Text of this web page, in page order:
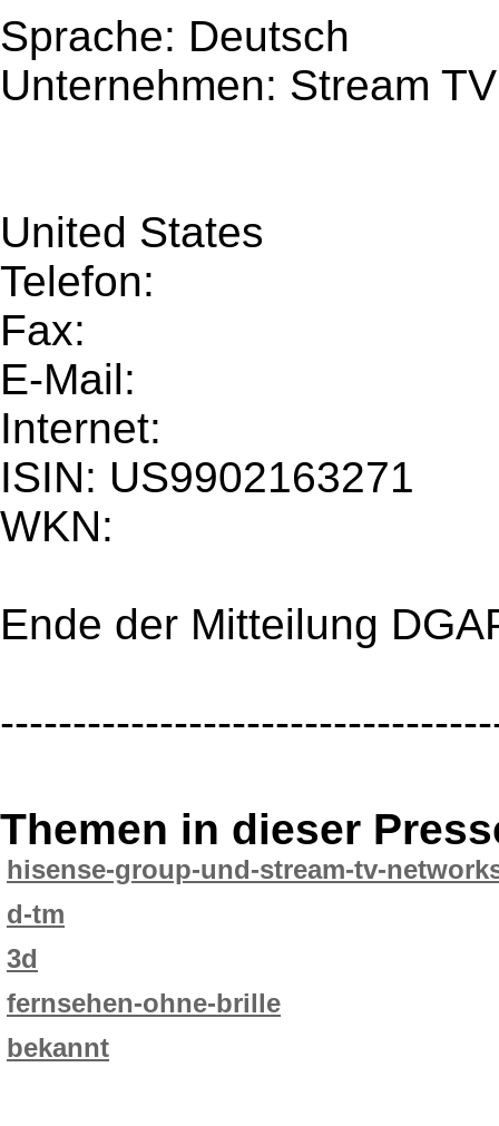
Sprache: Deutsch
Unternehmen: Stream
United States
Telefon:
Fax:
E-Mail:
Internet:
ISIN: US9902163271
WKN:
Ende der Mitteilung
Themen in dieser
hisense-group-und-stream-tv-
d-tm
3d
fernsehen-ohne-brille
bekannt